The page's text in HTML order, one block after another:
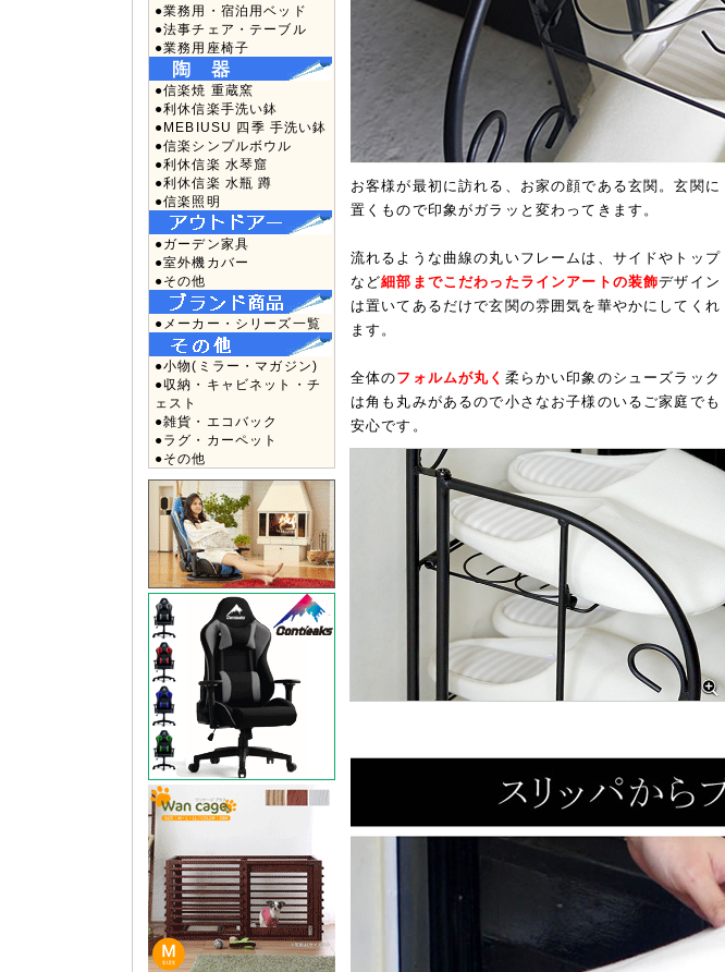
●業務用・宿泊用ベッド
●法事チェア・テーブル
●業務用座椅子
●信楽焼 重蔵窯
●利休信楽手洗い鉢
●MEBIUSU 四季 手洗い鉢
●信楽シンプルボウル
●利休信楽 水琴窟
●利休信楽 水瓶 蹲
●信楽照明
●ガーデン家具
●室外機カバー
●その他
●メーカー・シリーズ一覧
●小物(ミラー・マガジン)
●収納・キャビネット・チ
ェスト
●雑貨・エコバック
●ラグ・カーペット
●その他
お客様が最初に訪れる、お家の顔である玄関。玄関に
置くもので印象がガラッと変わってきます。
流れるような曲線の丸いフレームは、サイドやトップ
など細部までこだわったラインアートの装飾デザイン
は置いてあるだけで玄関の雰囲気を華やかにしてくれ
ます。
全体のフォルムが丸く 柔らかい印象のシューズラック
は角も丸みがあるので小さなお子様のいるご家庭でも
安心です。